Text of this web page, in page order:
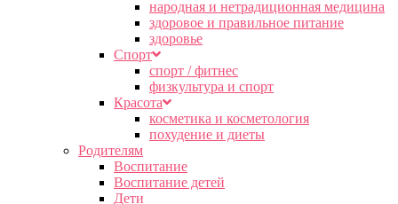
народная и нетрадиционная медицина
здоровое и правильное питание
здоровье
Спорт
спорт / фитнес
физкультура и спорт
Красота
косметика и косметология
похудение и диеты
Родителям
Воспитание
Воспитание детей
Дети